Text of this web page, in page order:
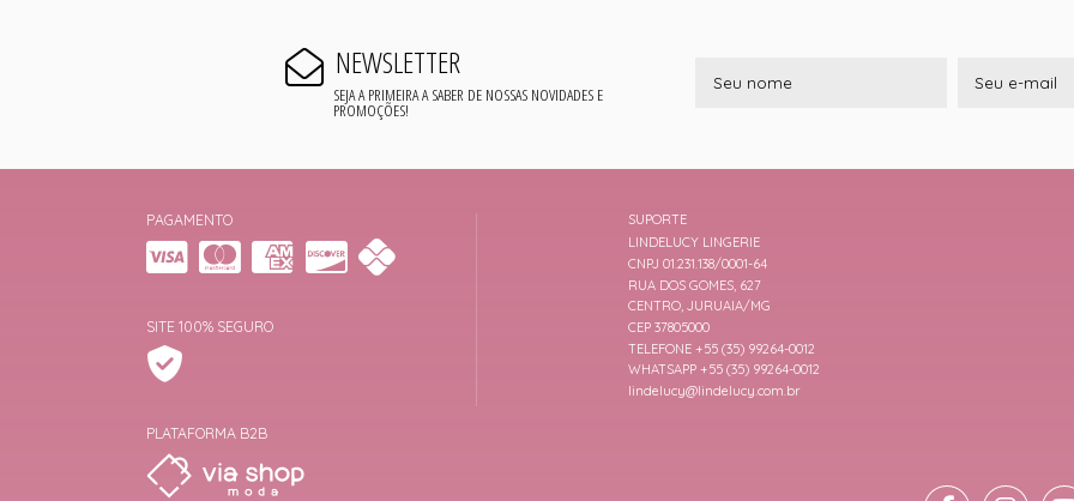
NEWSLETTER
SEJA A PRIMEIRA A SABER DE NOSSAS NOVIDADES E
PROMOÇÕES!
PAGAMENTO
SITE 100% SEGURO
PLATAFORMA B2B
SUPORTE
LINDELUCY LINGERIE
CNPJ 01.231.138/0001-64
RUA DOS GOMES, 627
CENTRO, JURUAIA/MG
CEP 37805000
TELEFONE +55 (35) 99264-0012
WHATSAPP +55 (35) 99264-0012
lindelucy@lindelucy.com.br